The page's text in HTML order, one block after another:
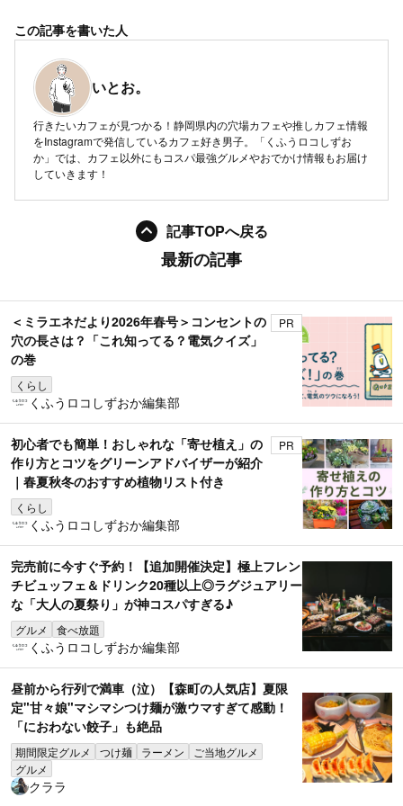
この記事を書いた人
いとお。
行きたいカフェが見つかる！静岡県内の穴場カフェや推しカフェ情報
をInstagramで発信しているカフェ好き男子。「くふうロコしずお
か」では、カフェ以外にもコスパ最強グルメやおでかけ情報もお届け
していきます！
記事TOPへ戻る
最新の記事
＜ミラエネだより2026年春号＞コンセントの
穴の長さは？「これ知ってる？電気クイズ」
の巻
くらし
PR
くふうロコしずおか編集部
初心者でも簡単！おしゃれな「寄せ植え」の
作り方とコツをグリーンアドバイザーが紹介
｜春夏秋冬のおすすめ植物リスト付き
くらし
PR
くふうロコしずおか編集部
完売前に今すぐ予約！【追加開催決定】極上フレン
チビュッフェ＆ドリンク20種以上◎ラグジュアリー
な「大人の夏祭り」が神コスパすぎる♪
グルメ 食べ放題
くふうロコしずおか編集部
昼前から行列で満車（泣）【森町の人気店】夏限
定"甘々娘"マシマシつけ麺が激ウマすぎて感動！
「におわない餃子」も絶品
期間限定グルメ つけ麺 ラーメン
ご当地グルメ
グルメ
クララ